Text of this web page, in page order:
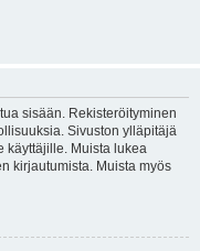
sisään. Rekisteröityminen
Sivuston ylläpitäjä
käyttäjille. Muista lukea
kirjautumista. Muista myös